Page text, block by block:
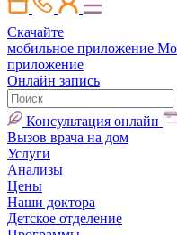
Скачайте
мобильное приложение
приложение
Онлайн запись
Консультация онлайн
Вызов врача на дом
Услуги
Анализы
Цены
Наши доктора
Детское отделение